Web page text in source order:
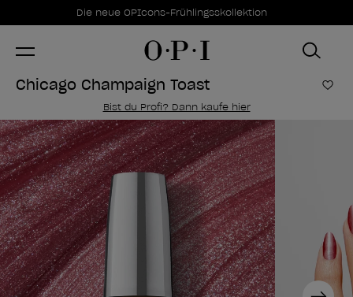
Sonderangebote
Die neue OPIcons-Frühlingsskollektion
Item 1 of 1
Chicago Champaign Toast Zur
Bist du Profi? Dann kaufe hier
Next